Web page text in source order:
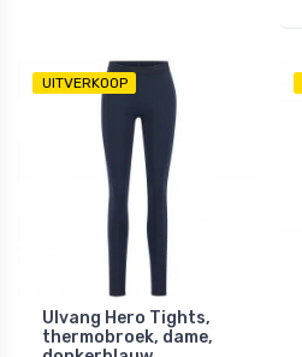
UITVERKOOP
Ulvang Hero Tights,
thermobroek, dame,